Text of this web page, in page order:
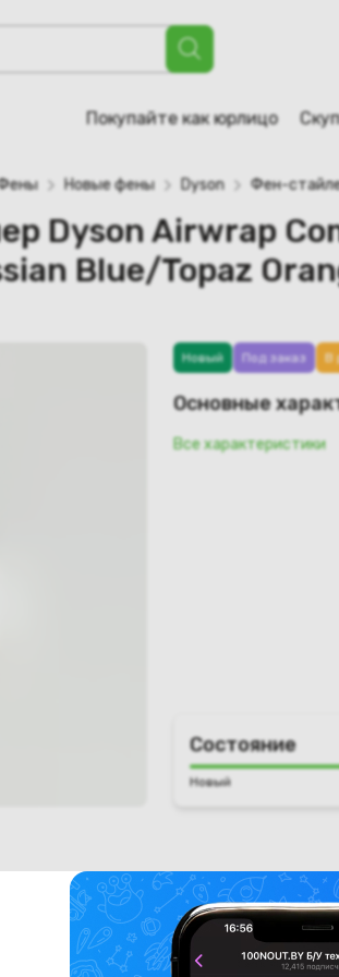
Покупайте как юрлицо
LONG HS05, берлинская
Новые фены Dyson Фен-
Dyson Airwrap
Blue/Topaz
Новый Под заказ В
Основные
Все характеристики
Состояние
Новый